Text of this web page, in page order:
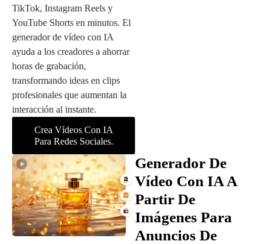
TikTok, Instagram Reels y
YouTube Shorts en minutos. El
generador de vídeo con IA
ayuda a los creadores a ahorrar
horas de grabación,
transformando ideas en clips
profesionales que aumentan la
interacción al instante.
Crea Vídeos Con IA
Para Redes Sociales.
Generador De
Vídeo Con IA A
Partir De
Imágenes Para
Anuncios De